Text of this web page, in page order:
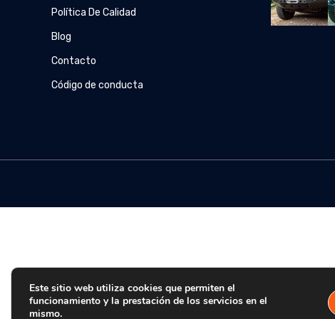
Política De Calidad
Blog
Contacto
Código de conducta
Este sitio web utiliza cookies que permiten el
funcionamiento y la prestación de los servicios en el
mismo.